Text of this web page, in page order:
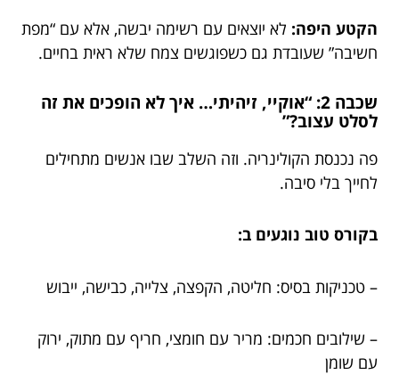
הקטע היפה: לא יוצאים עם רשימה יבשה, אלא עם “מפת
חשיבה” שעובדת גם כשפוגשים צמח שלא ראית בחיים.
שכבה 2: “אוקיי, זיהיתי… איך לא הופכים את זה
לסלט עצוב?”
פה נכנסת הקולינריה. וזה השלב שבו אנשים מתחילים
לחייך בלי סיבה.
בקורס טוב נוגעים ב:
– טכניקות בסיס: חליטה, הקפצה, צלייה, כבישה, ייבוש
– שילובים חכמים: מריר עם חומצי, חריף עם מתוק, ירוק
עם שומן